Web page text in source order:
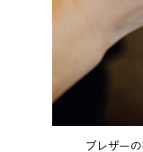
ブレザー